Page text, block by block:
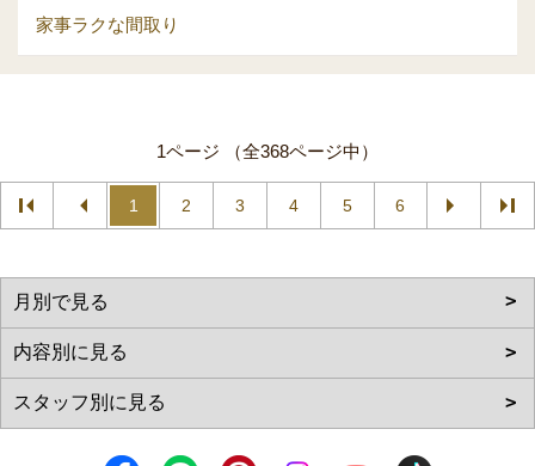
家事ラクな間取り
1ページ （全368ページ中）
1 2 3 4 5 6